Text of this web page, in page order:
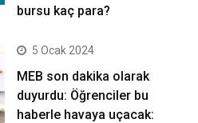
bursu kaç para?
5 Ocak 2024
MEB son dakika olarak
duyurdu: Öğrenciler bu
haberle havaya uçacak: